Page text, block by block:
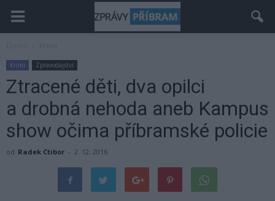
Krimi Zpravodajství
Ztracené děti, dva opilci
a drobná nehoda aneb Kampus
show očima příbramské policie
od Radek Ctibor - 2. 12. 2016